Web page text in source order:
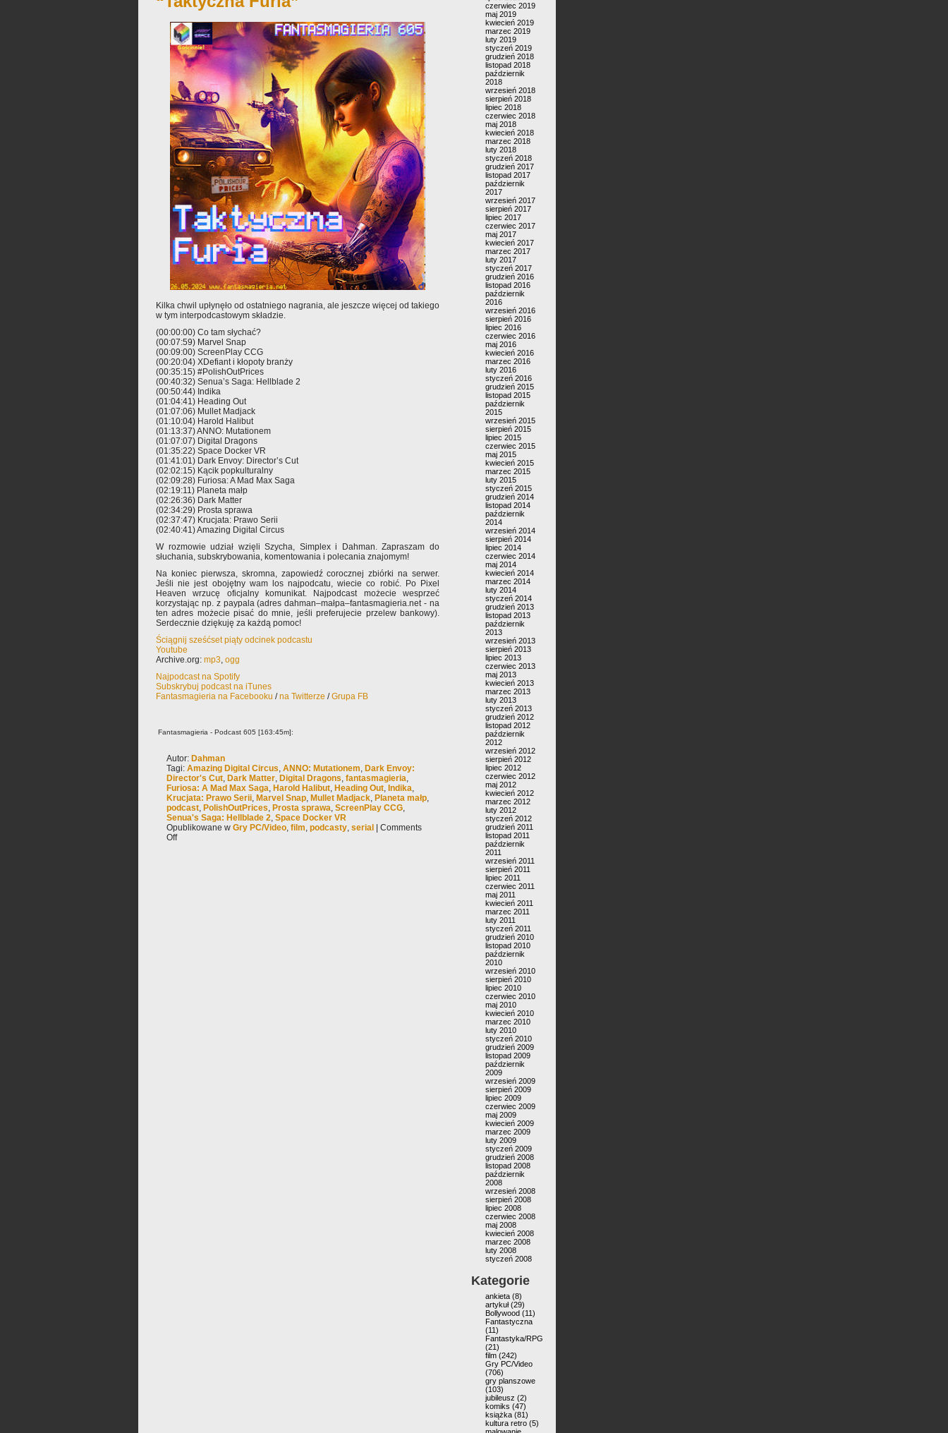
Kilka chwil upłynęło od ostatniego nagrania, ale jeszcze więcej od takiego
w tym interpodcastowym składzie.
(00:00:00) Co tam słychać?
(00:07:59) Marvel Snap
(00:09:00) ScreenPlay CCG
(00:20:04) XDefiant i kłopoty branży
(00:35:15) #PolishOutPrices
(00:40:32) Senua’s Saga: Hellblade 2
(00:50:44) Indika
(01:04:41) Heading Out
(01:07:06) Mullet Madjack
(01:10:04) Harold Halibut
(01:13:37) ANNO: Mutationem
(01:07:07) Digital Dragons
(01:35:22) Space Docker VR
(01:41:01) Dark Envoy: Director’s Cut
(02:02:15) Kącik popkulturalny
(02:09:28) Furiosa: A Mad Max Saga
(02:19:11) Planeta małp
(02:26:36) Dark Matter
(02:34:29) Prosta sprawa
(02:37:47) Krucjata: Prawo Serii
(02:40:41) Amazing Digital Circus
W rozmowie udział wzięli Szycha, Simplex i Dahman. Zapraszam do
słuchania, subskrybowania, komentowania i polecania znajomym!
Na koniec pierwsza, skromna, zapowiedź corocznej zbiórki na serwer.
Jeśli nie jest obojętny wam los najpodcatu, wiecie co robić. Po Pixel
Heaven wrzucę oficjalny komunikat. Najpodcast możecie wesprzeć
korzystając np. z paypala (adres dahman–małpa–fantasmagieria.net - na
ten adres możecie pisać do mnie, jeśli preferujecie przelew bankowy).
Serdecznie dziękuję za każdą pomoc!
Ściągnij sześćset piąty odcinek podcastu
Youtube
Archive.org: mp3, ogg
Najpodcast na Spotify
Subskrybuj podcast na iTunes
Fantasmagieria na Facebooku /na Twitterze /Grupa FB
Fantasmagieria - Podcast 605 [163:45m]:
Autor: Dahman
Tagi: Amazing Digital Circus, ANNO: Mutationem, Dark Envoy:
Director's Cut, Dark Matter, Digital Dragons, fantasmagieria,
Furiosa: A Mad Max Saga, Harold Halibut, Heading Out, Indika,
Krucjata: Prawo Serii, Marvel Snap, Mullet Madjack, Planeta małp,
podcast, PolishOutPrices, Prosta sprawa, ScreenPlay CCG,
Senua's Saga: Hellblade 2, Space Docker VR
Opublikowane w Gry PC/Video, film, podcasty, serial
Comments
Off
czerwiec 2019
maj 2019
kwiecień 2019
marzec 2019
luty 2019
styczeń 2019
grudzień 2018
listopad 2018
październik
2018
wrzesień 2018
sierpień 2018
lipiec 2018
czerwiec 2018
maj 2018
kwiecień 2018
marzec 2018
luty 2018
styczeń 2018
grudzień 2017
listopad 2017
październik
2017
wrzesień 2017
sierpień 2017
lipiec 2017
czerwiec 2017
maj 2017
kwiecień 2017
marzec 2017
luty 2017
styczeń 2017
grudzień 2016
listopad 2016
październik
2016
wrzesień 2016
sierpień 2016
lipiec 2016
czerwiec 2016
maj 2016
kwiecień 2016
marzec 2016
luty 2016
styczeń 2016
grudzień 2015
listopad 2015
październik
2015
wrzesień 2015
sierpień 2015
lipiec 2015
czerwiec 2015
maj 2015
kwiecień 2015
marzec 2015
luty 2015
styczeń 2015
grudzień 2014
listopad 2014
październik
2014
wrzesień 2014
sierpień 2014
lipiec 2014
czerwiec 2014
maj 2014
kwiecień 2014
marzec 2014
luty 2014
styczeń 2014
grudzień 2013
listopad 2013
październik
2013
wrzesień 2013
sierpień 2013
lipiec 2013
czerwiec 2013
maj 2013
kwiecień 2013
marzec 2013
luty 2013
styczeń 2013
grudzień 2012
listopad 2012
październik
2012
wrzesień 2012
sierpień 2012
lipiec 2012
czerwiec 2012
maj 2012
kwiecień 2012
marzec 2012
luty 2012
styczeń 2012
grudzień 2011
listopad 2011
październik
2011
wrzesień 2011
sierpień 2011
lipiec 2011
czerwiec 2011
maj 2011
kwiecień 2011
marzec 2011
luty 2011
styczeń 2011
grudzień 2010
listopad 2010
październik
2010
wrzesień 2010
sierpień 2010
lipiec 2010
czerwiec 2010
maj 2010
kwiecień 2010
marzec 2010
luty 2010
styczeń 2010
grudzień 2009
listopad 2009
październik
2009
wrzesień 2009
sierpień 2009
lipiec 2009
czerwiec 2009
maj 2009
kwiecień 2009
marzec 2009
luty 2009
styczeń 2009
grudzień 2008
listopad 2008
październik
2008
wrzesień 2008
sierpień 2008
lipiec 2008
czerwiec 2008
maj 2008
kwiecień 2008
marzec 2008
luty 2008
styczeń 2008
Kategorie
ankieta (8)
artykuł(29)
Bollywood (11)
Fantastyczna
(11)
Fantastyka/RPG
(21)
film (242)
Gry PC/Video
(706)
gry planszowe
(103)
jubileusz (2)
komiks (47)
książka (81)
kultura retro (5)